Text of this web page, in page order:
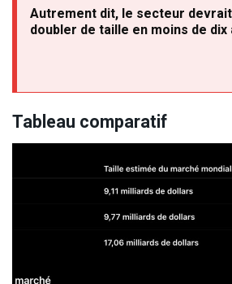
Autrement dit, le secteur
doubler de taille en moins de dix
Tableau comparatif